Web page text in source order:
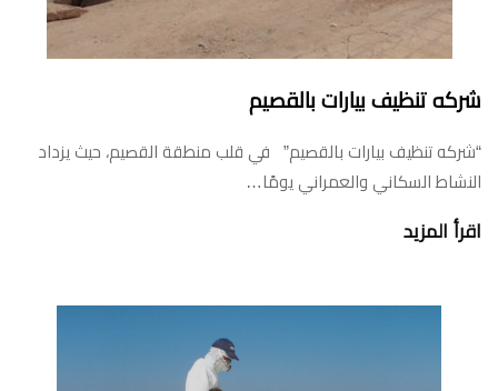
شركه تنظيف بيارات بالقصيم
“شركه تنظيف بيارات بالقصيم” في قلب منطقة القصيم، حيث يزداد
النشاط السكاني والعمراني يومًا…
اقرأ المزيد